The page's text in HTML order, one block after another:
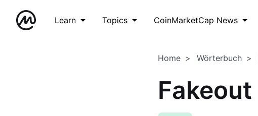
Learn Topics CoinMarketCap News
Home Wörterbuch
Fakeout